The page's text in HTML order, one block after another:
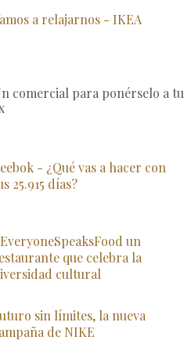
a relajarnos - IKEA
comercial para ponérselo a tu
- ¿Qué vas a hacer con
25.915 días?
un
que celebra la
cultural
sin límites, la nueva
de NIKE